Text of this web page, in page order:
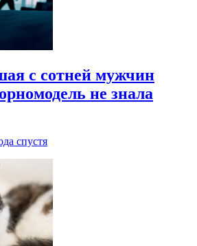
с сотней мужчин
не знала
спустя